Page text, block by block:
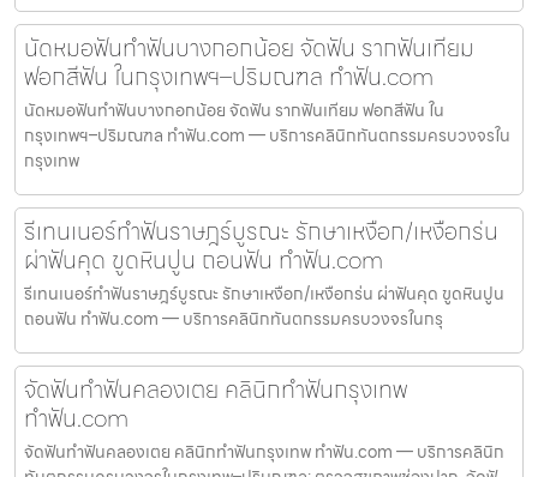
นัดหมอฟันทำฟันบางกอกน้อย จัดฟัน รากฟันเทียม
ฟอกสีฟัน ในกรุงเทพฯ–ปริมณฑล ทำฟัน.com
นัดหมอฟันทำฟันบางกอกน้อย จัดฟัน รากฟันเทียม ฟอกสีฟัน ใน
กรุงเทพฯ–ปริมณฑล ทำฟัน.com — บริการคลินิกทันตกรรมครบวงจรใน
กรุงเทพ
รีเทนเนอร์ทำฟันราษฎร์บูรณะ รักษาเหงือก/เหงือกร่น
ผ่าฟันคุด ขูดหินปูน ถอนฟัน ทำฟัน.com
รีเทนเนอร์ทำฟันราษฎร์บูรณะ รักษาเหงือก/เหงือกร่น ผ่าฟันคุด ขูดหินปูน
ถอนฟัน ทำฟัน.com — บริการคลินิกทันตกรรมครบวงจรในกรุ
จัดฟันทำฟันคลองเตย คลินิกทำฟันกรุงเทพ
ทำฟัน.com
จัดฟันทำฟันคลองเตย คลินิกทำฟันกรุงเทพ ทำฟัน.com — บริการคลินิก